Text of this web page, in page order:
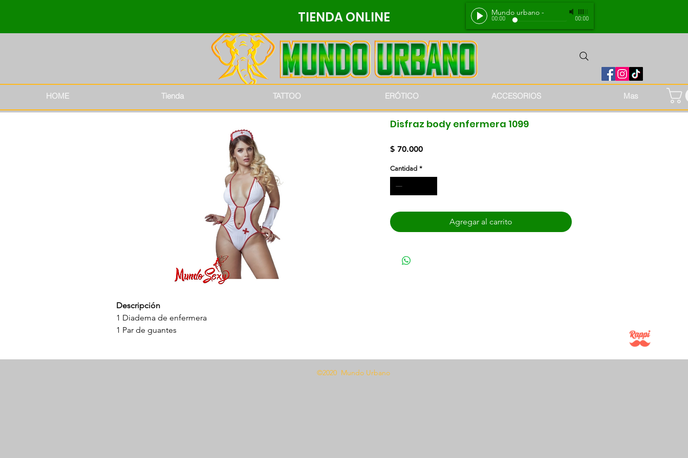
TIENDA ONLINE Mundo urbano -
00:00 00:00
HOME Tienda TATTOO ERÓTICO ACCESORIOS Mas
Descripción
1 Diadema de enfermera
1 Par de guantes
Disfraz body enfermera 1099
$ 70.000Precio
Cantidad *
Agregar al carrito
©2020 Mundo Urbano